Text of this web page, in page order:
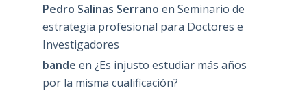
Pedro Salinas Serrano en Seminario de
estrategia profesional para Doctores e
Investigadores
bande en ¿Es injusto estudiar más años
por la misma cualificación?